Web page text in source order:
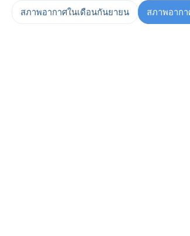
สภาพอากาศในเดือนกันยายน สภาพอาก